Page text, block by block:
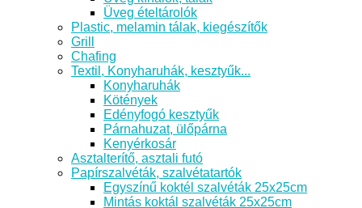
Üveg ételtárolók
Plastic, melamin tálak, kiegészítők
Grill
Chafing
Textil, Konyharuhák, kesztyűk...
Konyharuhák
Kötények
Edényfogó kesztyűk
Párnahuzat, ülőpárna
Kenyérkosár
Asztalterítő, asztali futó
Papírszalvéták, szalvétatartók
Egyszínű koktél szalvéták 25x25cm
Mintás koktál szalvéták 25x25cm